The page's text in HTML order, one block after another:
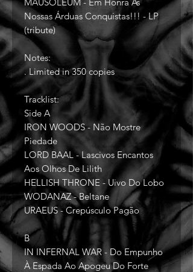
Nossas Árduas Conquistas!!! - LP
(tribute)
Notes:
. Limited in 350 copies
Tracklist:
Side A
IRON WOODS - Não Mostre
Piedade
LORD BAAL - Lascivos Encantos
Aos Olhos De Lilith
HELLISH THRONE - Uivo Do Lobo
WODANAZ - Beltane
URAEUS - Crepúsculo Pagão
B
IN INFERNAL WAR - Do Empunho
À Espada Ao Apogeu Do Forte